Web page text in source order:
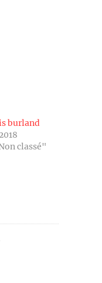
burland
classé"